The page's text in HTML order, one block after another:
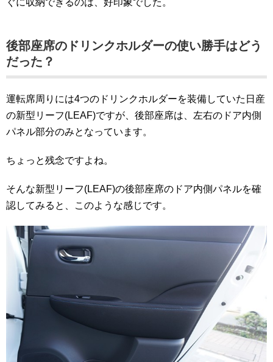
後部座席のドリンクホルダーの使い勝手はどう
だった？
運転席周りには4つのドリンクホルダーを装備していた日産
の新型リーフ(LEAF)ですが、後部座席は、左右のドア内側
パネル部分のみとなっています。
ちょっと残念ですよね。
そんな新型リーフ(LEAF)の後部座席のドア内側パネルを確
認してみると、このような感じです。